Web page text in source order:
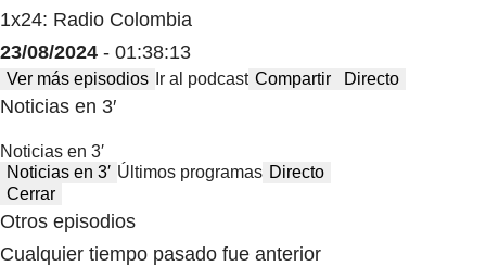
1x24: Radio Colombia
23/08/2024 - 01:38:13
Ver más episodios Ir al podcast Compartir Directo
Noticias en 3′
Noticias en 3′
Noticias en 3′ Últimos programas Directo
Cerrar
Otros episodios
Cualquier tiempo pasado fue anterior